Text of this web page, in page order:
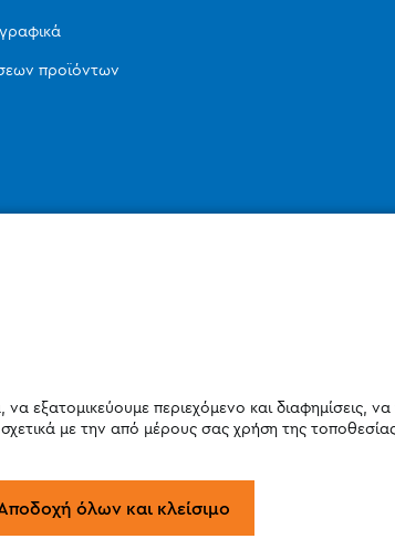
προϊόντων
εξατομικεύουμε περιεχόμενο και διαφημίσεις,
με την από μέρους σας χρήση της
όλων και κλείσιμο